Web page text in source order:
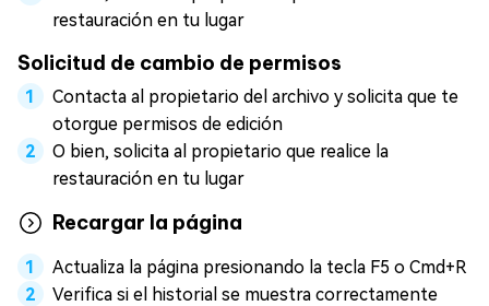
restauración en tu lugar
Solicitud de cambio de permisos
Contacta al propietario del archivo y solicita que te
otorgue permisos de edición
O bien, solicita al propietario que realice la
restauración en tu lugar
Recargar la página
Actualiza la página presionando la tecla F5 o Cmd+R
Verifica si el historial se muestra correctamente